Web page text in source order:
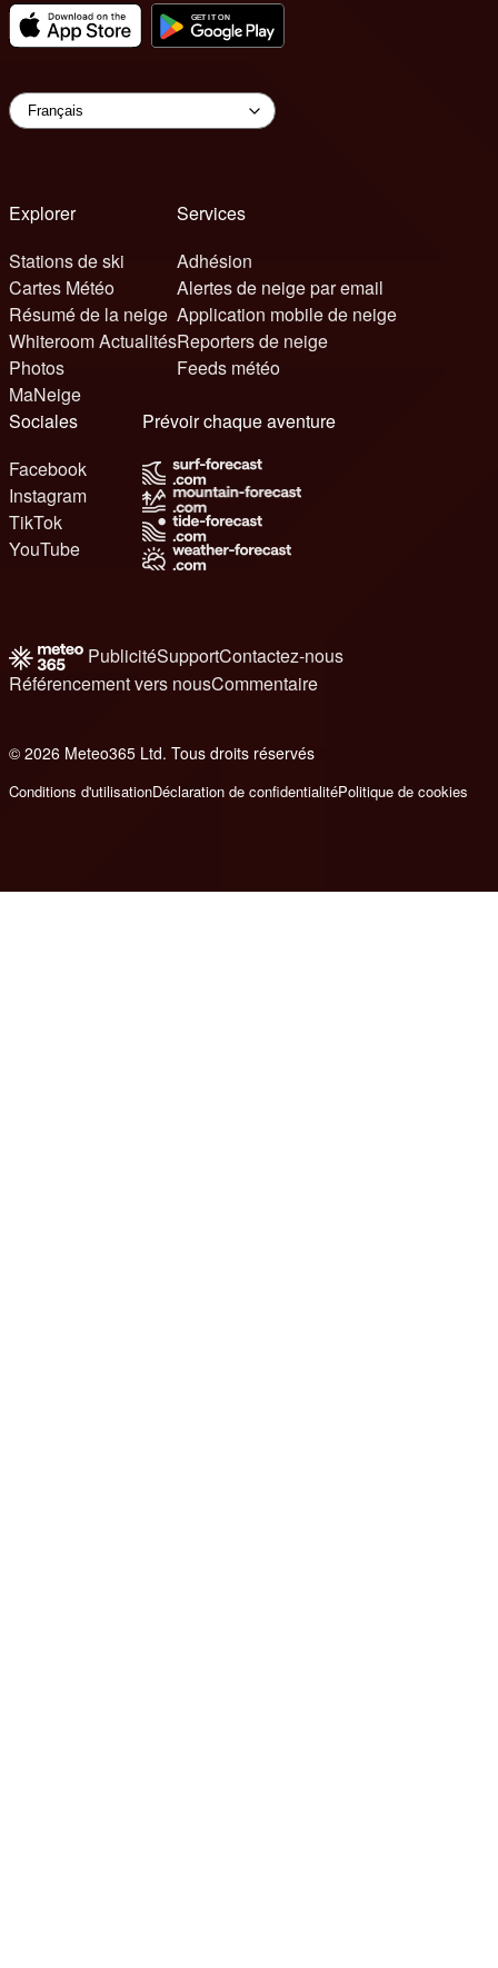
Explorer
Stations de ski
Cartes Météo
Résumé de la neige
Whiteroom Actualités
Photos
MaNeige
Services
Adhésion
Alertes de neige par email
Application mobile de neige
Reporters de neige
Feeds météo
Sociales
Facebook
Instagram
TikTok
YouTube
Prévoir chaque aventure
PublicitéSupportContactez-nous
Référencement vers nousCommentaire
© 2026 Meteo365 Ltd. Tous droits réservés
Conditions d'utilisationDéclaration de confidentialitéPolitique de cookies